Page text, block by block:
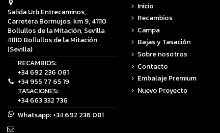
Salida Urb Entrecaminos,
Carretera Bormujos, km 9, 41110
Bollullos de la Mitación, Sevilla
41110 Bollullos de la Mitación
(Sevilla)
RECAMBIOS:
+34 692 236 081
+34 955 77 65 19
TASACIONES:
+34 663 332 736
Whatsapp:+34 692 236 081
Inicio
Recambios
Campa
Bajas y Tasación
Sobre nosotros
Contacto
Embalaje Premium
Nuevo Proyecto